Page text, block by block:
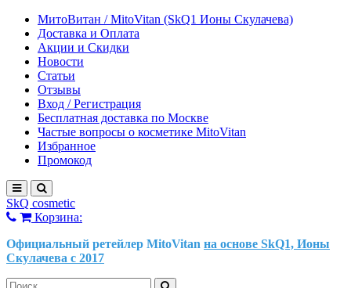
МитоВитан / MitoVitan (SkQ1 Ионы Скулачева)
Доставка и Оплата
Акции и Скидки
Новости
Статьи
Отзывы
Вход / Регистрация
Бесплатная доставка по Москве
Частые вопросы о косметике MitoVitan
Избранное
Промокод
SkQ cosmetic
Корзина:
Официальный ретейлер MitoVitan на основе SkQ1, Ионы
Скулачева c 2017